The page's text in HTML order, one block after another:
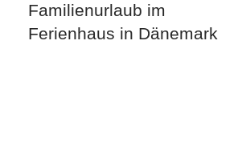
Familienurlaub im
Ferienhaus in Dänemark